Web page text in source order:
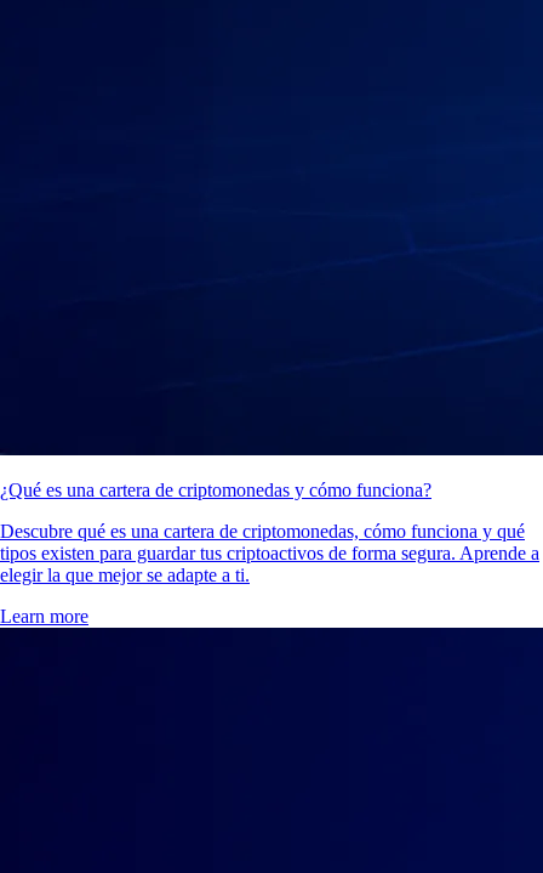
¿Qué es una cartera de criptomonedas y cómo funciona?
Descubre qué es una cartera de criptomonedas, cómo funciona y qué
tipos existen para guardar tus criptoactivos de forma segura. Aprende a
elegir la que mejor se adapte a ti.
Learn more